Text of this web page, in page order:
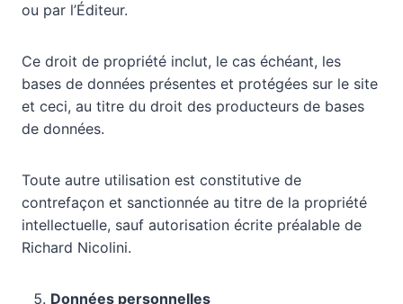
ou par l’Éditeur.
Ce droit de propriété inclut, le cas échéant, les
bases de données présentes et protégées sur le site
et ceci, au titre du droit des producteurs de bases
de données.
Toute autre utilisation est constitutive de
contrefaçon et sanctionnée au titre de la propriété
intellectuelle, sauf autorisation écrite préalable de
Richard Nicolini.
Données personnelles